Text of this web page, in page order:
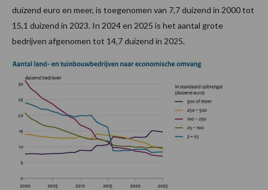
duizend euro en meer, is toegenomen van 7,7 duizend in 2000 tot
15,1 duizend in 2023. In 2024 en 2025 is het aantal grote
bedrijven afgenomen tot 14,7 duizend in 2025.